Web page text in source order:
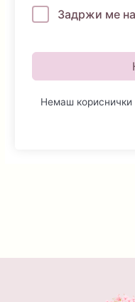
Задржи ме
Немаш кориснички